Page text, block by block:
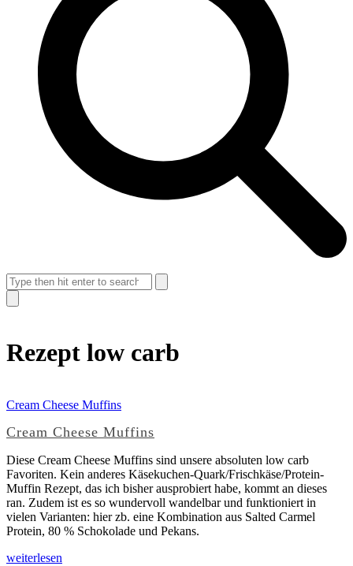
Search
Suche
Rezept low carb
Cream Cheese Muffins
Cream Cheese Muffins
Diese Cream Cheese Muffins sind unsere absoluten low carb
Favoriten. Kein anderes Käsekuchen-Quark/Frischkäse/Protein-
Muffin Rezept, das ich bisher ausprobiert habe, kommt an dieses
ran. Zudem ist es so wundervoll wandelbar und funktioniert in
vielen Varianten: hier zb. eine Kombination aus Salted Carmel
Protein, 80 % Schokolade und Pekans.
weiterlesen